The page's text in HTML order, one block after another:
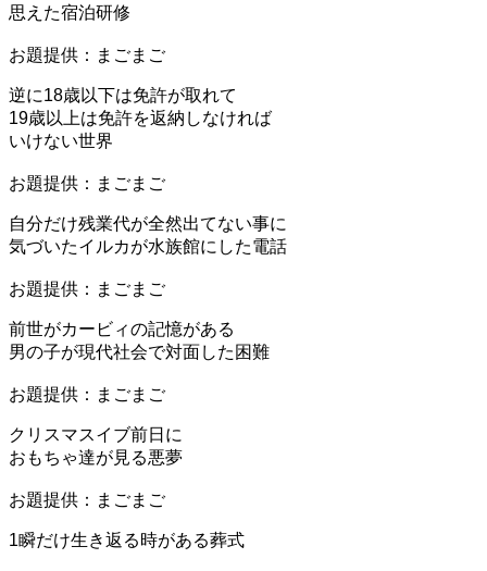
思えた宿泊研修
お題提供：まごまご
逆に18歳以下は免許が取れて
19歳以上は免許を返納しなければ
いけない世界
お題提供：まごまご
自分だけ残業代が全然出てない事に
気づいたイルカが水族館にした電話
お題提供：まごまご
前世がカービィの記憶がある
男の子が現代社会で対面した困難
お題提供：まごまご
クリスマスイブ前日に
おもちゃ達が見る悪夢
お題提供：まごまご
1瞬だけ生き返る時がある葬式